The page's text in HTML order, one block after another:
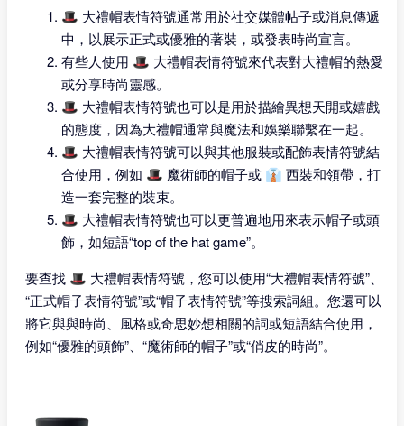
🎩 大禮帽表情符號通常用於社交媒體帖子或消息傳遞
中，以展示正式或優雅的著裝，或發表時尚宣言。
有些人使用 🎩 大禮帽表情符號來代表對大禮帽的熱愛
或分享時尚靈感。
🎩 大禮帽表情符號也可以是用於描繪異想天開或嬉戲
的態度，因為大禮帽通常與魔法和娛樂聯繫在一起。
🎩 大禮帽表情符號可以與其他服裝或配飾表情符號結
合使用，例如 🎩 魔術師的帽子或 👔 西裝和領帶，打
造一套完整的裝束。
🎩 大禮帽表情符號也可以更普遍地用來表示帽子或頭
飾，如短語“top of the hat game”。
要查找 🎩 大禮帽表情符號，您可以使用“大禮帽表情符號”、
“正式帽子表情符號”或“帽子表情符號”等搜索詞組。您還可以
將它與與時尚、風格或奇思妙想相關的詞或短語結合使用，
例如“優雅的頭飾”、“魔術師的帽子”或“俏皮的時尚”。